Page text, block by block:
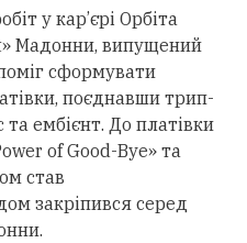
у кар’єрі Орбіта
Мадонни, випущений
сформувати
поєднавши трип-
ембієнт. До платівки
of Good-Bye» та
став
закріпився серед